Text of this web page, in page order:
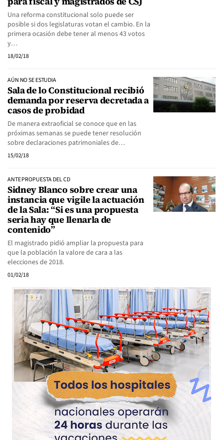
Una reforma constitucional solo puede ser
posible si dos legislaturas votan el cambio. En la
primera ocasión debe tener al menos 43 votos
y…
18/02/18
AÚN NO SE ESTUDIA
Sala de lo Constitucional recibió
demanda por reserva decretada a
casos de probidad
De manera extraoficial se conoce que en las
próximas semanas se puede tener resolución
sobre declaraciones patrimoniales de…
15/02/18
ANTE PROPUESTA DEL CD
Sidney Blanco sobre crear una
instancia que vigile la actuación
de la Sala: “Si es una propuesta
seria hay que llenarla de
contenido”
El magistrado pidió ampliar la propuesta para
que la población la valore de cara a las
elecciones de 2018.
01/02/18